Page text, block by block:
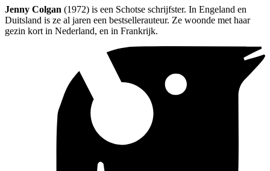
Jenny Colgan (1972) is een Schotse schrijfster. In Engeland en
Duitsland is ze al jaren een bestsellerauteur. Ze woonde met haar
gezin kort in Nederland, en in Frankrijk.